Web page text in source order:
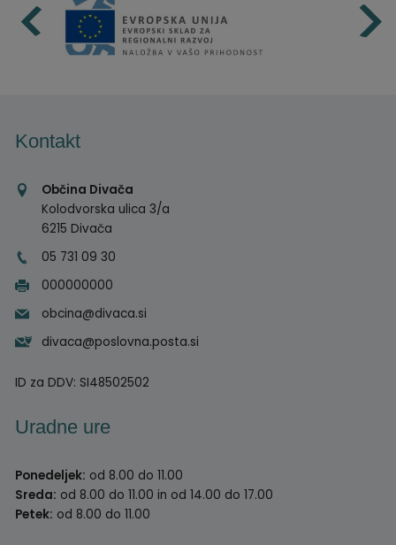
Kontakt
Občina Divača
Kolodvorska ulica 3/a
6215 Divača
05 731 09 30
000000000
obcina@divaca.si
divaca@poslovna.posta.si
ID za DDV: SI48502502
Uradne ure
Ponedeljek: od 8.00 do 11.00
Sreda: od 8.00 do 11.00 in od 14.00 do 17.00
Petek: od 8.00 do 11.00